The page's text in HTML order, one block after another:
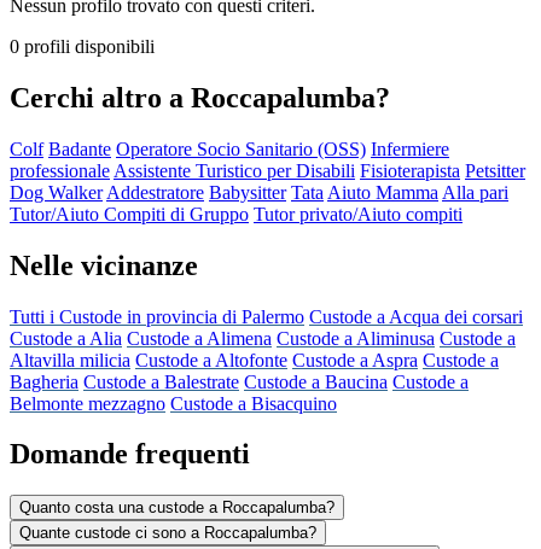
Nessun profilo trovato con questi criteri.
0 profili disponibili
Cerchi altro a Roccapalumba?
Colf Badante Operatore Socio Sanitario (OSS) Infermiere
professionale Assistente Turistico per Disabili Fisioterapista Petsitter
Dog Walker Addestratore Babysitter Tata Aiuto Mamma Alla pari
Tutor/Aiuto Compiti di Gruppo Tutor privato/Aiuto compiti
Nelle vicinanze
Tutti i Custode in provincia di Palermo Custode a Acqua dei corsari
Custode a Alia Custode a Alimena Custode a Aliminusa Custode a
Altavilla milicia Custode a Altofonte Custode a Aspra Custode a
Bagheria Custode a Balestrate Custode a Baucina Custode a
Belmonte mezzagno Custode a Bisacquino
Domande frequenti
Quanto costa una custode a Roccapalumba?
Quante custode ci sono a Roccapalumba?